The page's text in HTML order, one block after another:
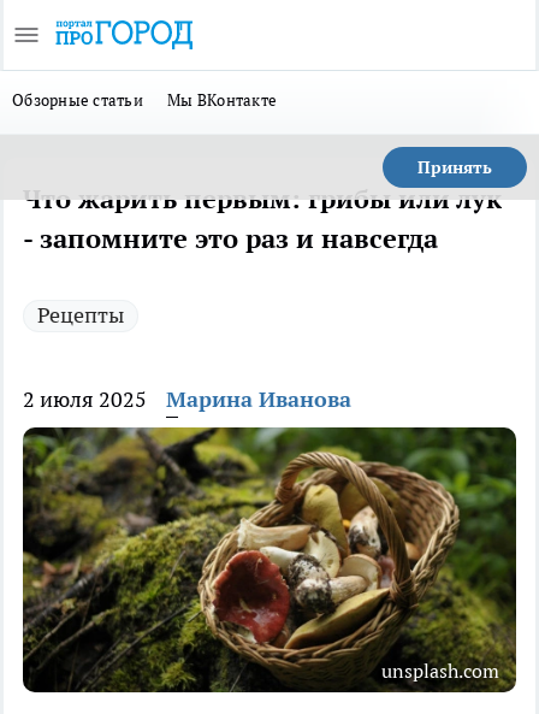
Обзорные статьи Мы ВКонтакте
Принять
Что жарить первым: грибы или лук
- запомните это раз и навсегда
Рецепты
2 июля 2025 Марина Иванова
unsplash.com